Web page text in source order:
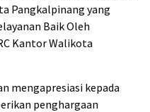
Pangkalpinang yang
Baik Oleh
Kantor Walikota
mengapresiasi kepada
penghargaan